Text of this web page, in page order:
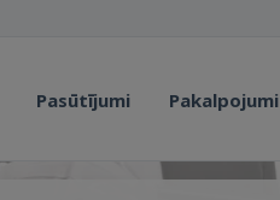
Pasūtījumi Pakalpojumi